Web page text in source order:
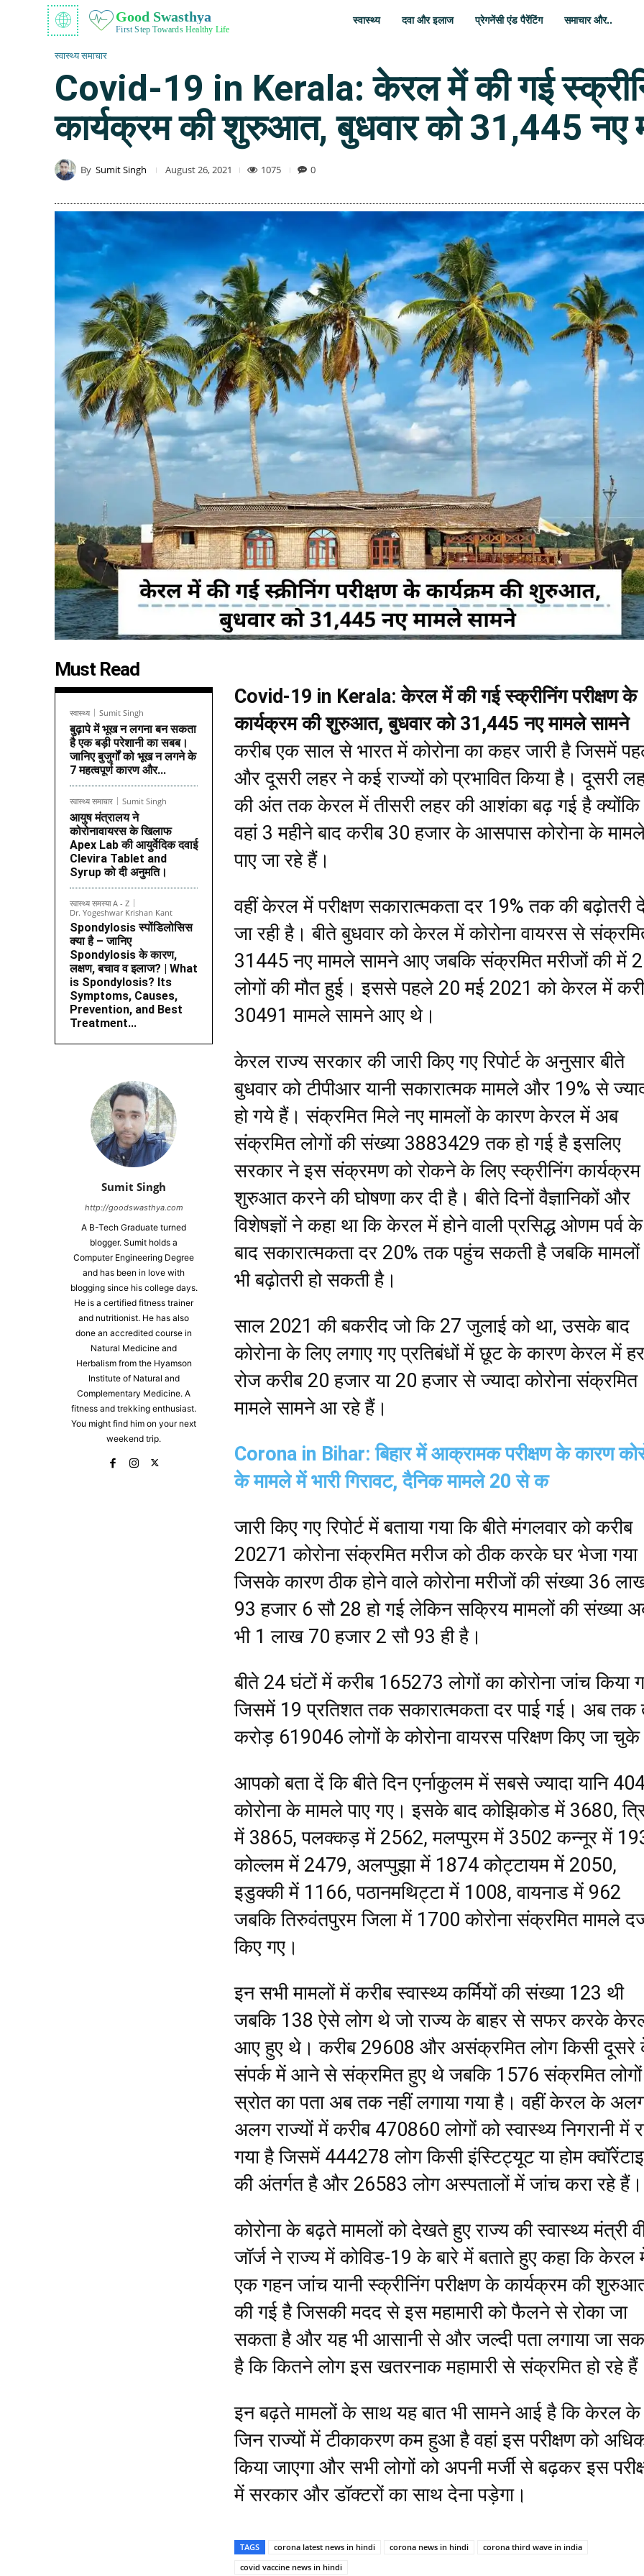
Good Swasthya
First Step Towards Healthy Life
स्वास्थ्य दवा और इलाज प्रेगनेंसी एंड पैरेंटिंग समाचार और..
स्वास्थ्य समाचार
Covid-19 in Kerala: केरल में की गई
कार्यक्रम की शुरुआत, बुधवार को 31,445 नए
By Sumit Singh August 26, 2021 1075 0
Must Read
स्वास्थ्य Sumit Singh
बुढ़ापे में भूख न लगना बन सकता
है एक बड़ी परेशानी का सबब।
जानिए बुजुर्गों को भूख न लगने के
7 महत्वपूर्ण कारण और...
स्वास्थ्य समाचार Sumit Singh
आयुष मंत्रालय ने
कोरोनावायरस के खिलाफ
Apex Lab की आयुर्वेदिक दवाई
Clevira Tablet and
Syrup को दी अनुमति।
स्वास्थ्य समस्या A - Z
Dr. Yogeshwar Krishan Kant
Spondylosis स्पोंडिलोसिस
क्या है – जानिए
Spondylosis के कारण,
लक्षण, बचाव व इलाज? | What
is Spondylosis? Its
Symptoms, Causes,
Prevention, and Best
Treatment...
Sumit Singh
http://goodswasthya.com
A B-Tech Graduate turned
blogger. Sumit holds a
Computer Engineering Degree
and has been in love with
blogging since his college days.
He is a certified fitness trainer
and nutritionist. He has also
done an accredited course in
Natural Medicine and
Herbalism from the Hyamson
Institute of Natural and
Complementary Medicine. A
fitness and trekking enthusiast.
You might find him on your next
weekend trip.
Covid-19 in Kerala: केरल में की गई स्क्रीनिंग परीक्षण के
कार्यक्रम की शुरुआत, बुधवार को 31,445 नए मामले सामने
करीब एक साल से भारत में कोरोना का कहर जारी है जिसमें
और दूसरी लहर ने कई राज्यों को प्रभावित किया है। दूसरी
की अंत तक केरल में तीसरी लहर की आशंका बढ़ गई है क्योंकि
वहां 3 महीने बाद करीब 30 हजार के आसपास कोरोना के
पाए जा रहे हैं।
वहीं केरल में परीक्षण सकारात्मकता दर 19% तक की बढ़ोतरी
जा रही है। बीते बुधवार को केरल में कोरोना वायरस से
31445 नए मामले सामने आए जबकि संक्रमित मरीजों की में
लोगों की मौत हुई। इससे पहले 20 मई 2021 को केरल में
30491 मामले सामने आए थे।
केरल राज्य सरकार की जारी किए गए रिपोर्ट के अनुसार बीते
बुधवार को टीपीआर यानी सकारात्मक मामले और 19% से
हो गये हैं। संक्रमित मिले नए मामलों के कारण केरल में अब
संक्रमित लोगों की संख्या 3883429 तक हो गई है इसलिए
सरकार ने इस संक्रमण को रोकने के लिए स्क्रीनिंग
शुरुआत करने की घोषणा कर दी है। बीते दिनों वैज्ञानिकों और
विशेषज्ञों ने कहा था कि केरल में होने वाली प्रसिद्ध ओणम पर्व के
बाद सकारात्मकता दर 20% तक पहुंच सकती है जबकि
भी बढ़ोतरी हो सकती है।
साल 2021 की बकरीद जो कि 27 जुलाई को था, उसके बाद
कोरोना के लिए लगाए गए प्रतिबंधों में छूट के कारण केरल में हर
रोज करीब 20 हजार या 20 हजार से ज्यादा कोरोना संक्रमित
मामले सामने आ रहे हैं।
Corona in Bihar: बिहार में आक्रामक परीक्षण के कारण
के मामले में भारी गिरावट, दैनिक मामले 20 से क
जारी किए गए रिपोर्ट में बताया गया कि बीते मंगलवार को करीब
20271 कोरोना संक्रमित मरीज को ठीक करके घर भेजा गया
जिसके कारण ठीक होने वाले कोरोना मरीजों की संख्या 36
93 हजार 6 सौ 28 हो गई लेकिन सक्रिय मामलों की संख्या
भी 1 लाख 70 हजार 2 सौ 93 ही है।
बीते 24 घंटों में करीब 165273 लोगों का कोरोना जांच किया
जिसमें 19 प्रतिशत तक सकारात्मकता दर पाई गई। अब तक
करोड़ 619046 लोगों के कोरोना वायरस परिक्षण किए जा चुके
आपको बता दें कि बीते दिन एर्नाकुलम में सबसे ज्यादा यानि
कोरोना के मामले पाए गए। इसके बाद कोझिकोड में 3680,
में 3865, पलक्कड़ में 2562, मलप्पुरम में 3502 कन्नूर में
कोल्लम में 2479, अलप्पुझा में 1874 कोट्टायम में 2050,
इडुक्की में 1166, पठानमथिट्टा में 1008, वायनाड में 962
जबकि तिरुवंतपुरम जिला में 1700 कोरोना संक्रमित मामले
किए गए।
इन सभी मामलों में करीब स्वास्थ्य कर्मियों की संख्या 123 थी
जबकि 138 ऐसे लोग थे जो राज्य के बाहर से सफर करके
आए हुए थे। करीब 29608 और असंक्रमित लोग किसी दूसरे
संपर्क में आने से संक्रमित हुए थे जबकि 1576 संक्रमित
स्रोत का पता अब तक नहीं लगाया गया है। वहीं केरल के
अलग राज्यों में करीब 470860 लोगों को स्वास्थ्य निगरानी में
गया है जिसमें 444278 लोग किसी इंस्टिट्यूट या होम
की अंतर्गत है और 26583 लोग अस्पतालों में जांच करा रहे हैं।
कोरोना के बढ़ते मामलों को देखते हुए राज्य की स्वास्थ्य मंत्री
जॉर्ज ने राज्य में कोविड-19 के बारे में बताते हुए कहा कि केरल
एक गहन जांच यानी स्क्रीनिंग परीक्षण के कार्यक्रम की
की गई है जिसकी मदद से इस महामारी को फैलने से रोका जा
सकता है और यह भी आसानी से और जल्दी पता लगाया जा
है कि कितने लोग इस खतरनाक महामारी से संक्रमित हो रहे
इन बढ़ते मामलों के साथ यह बात भी सामने आई है कि केरल के
जिन राज्यों में टीकाकरण कम हुआ है वहां इस परीक्षण को
किया जाएगा और सभी लोगों को अपनी मर्जी से बढ़कर इस
में सरकार और डॉक्टरों का साथ देना पड़ेगा।
TAGS corona latest news in hindi corona news in hindi
corona third wave in india
covid vaccine news in hindi